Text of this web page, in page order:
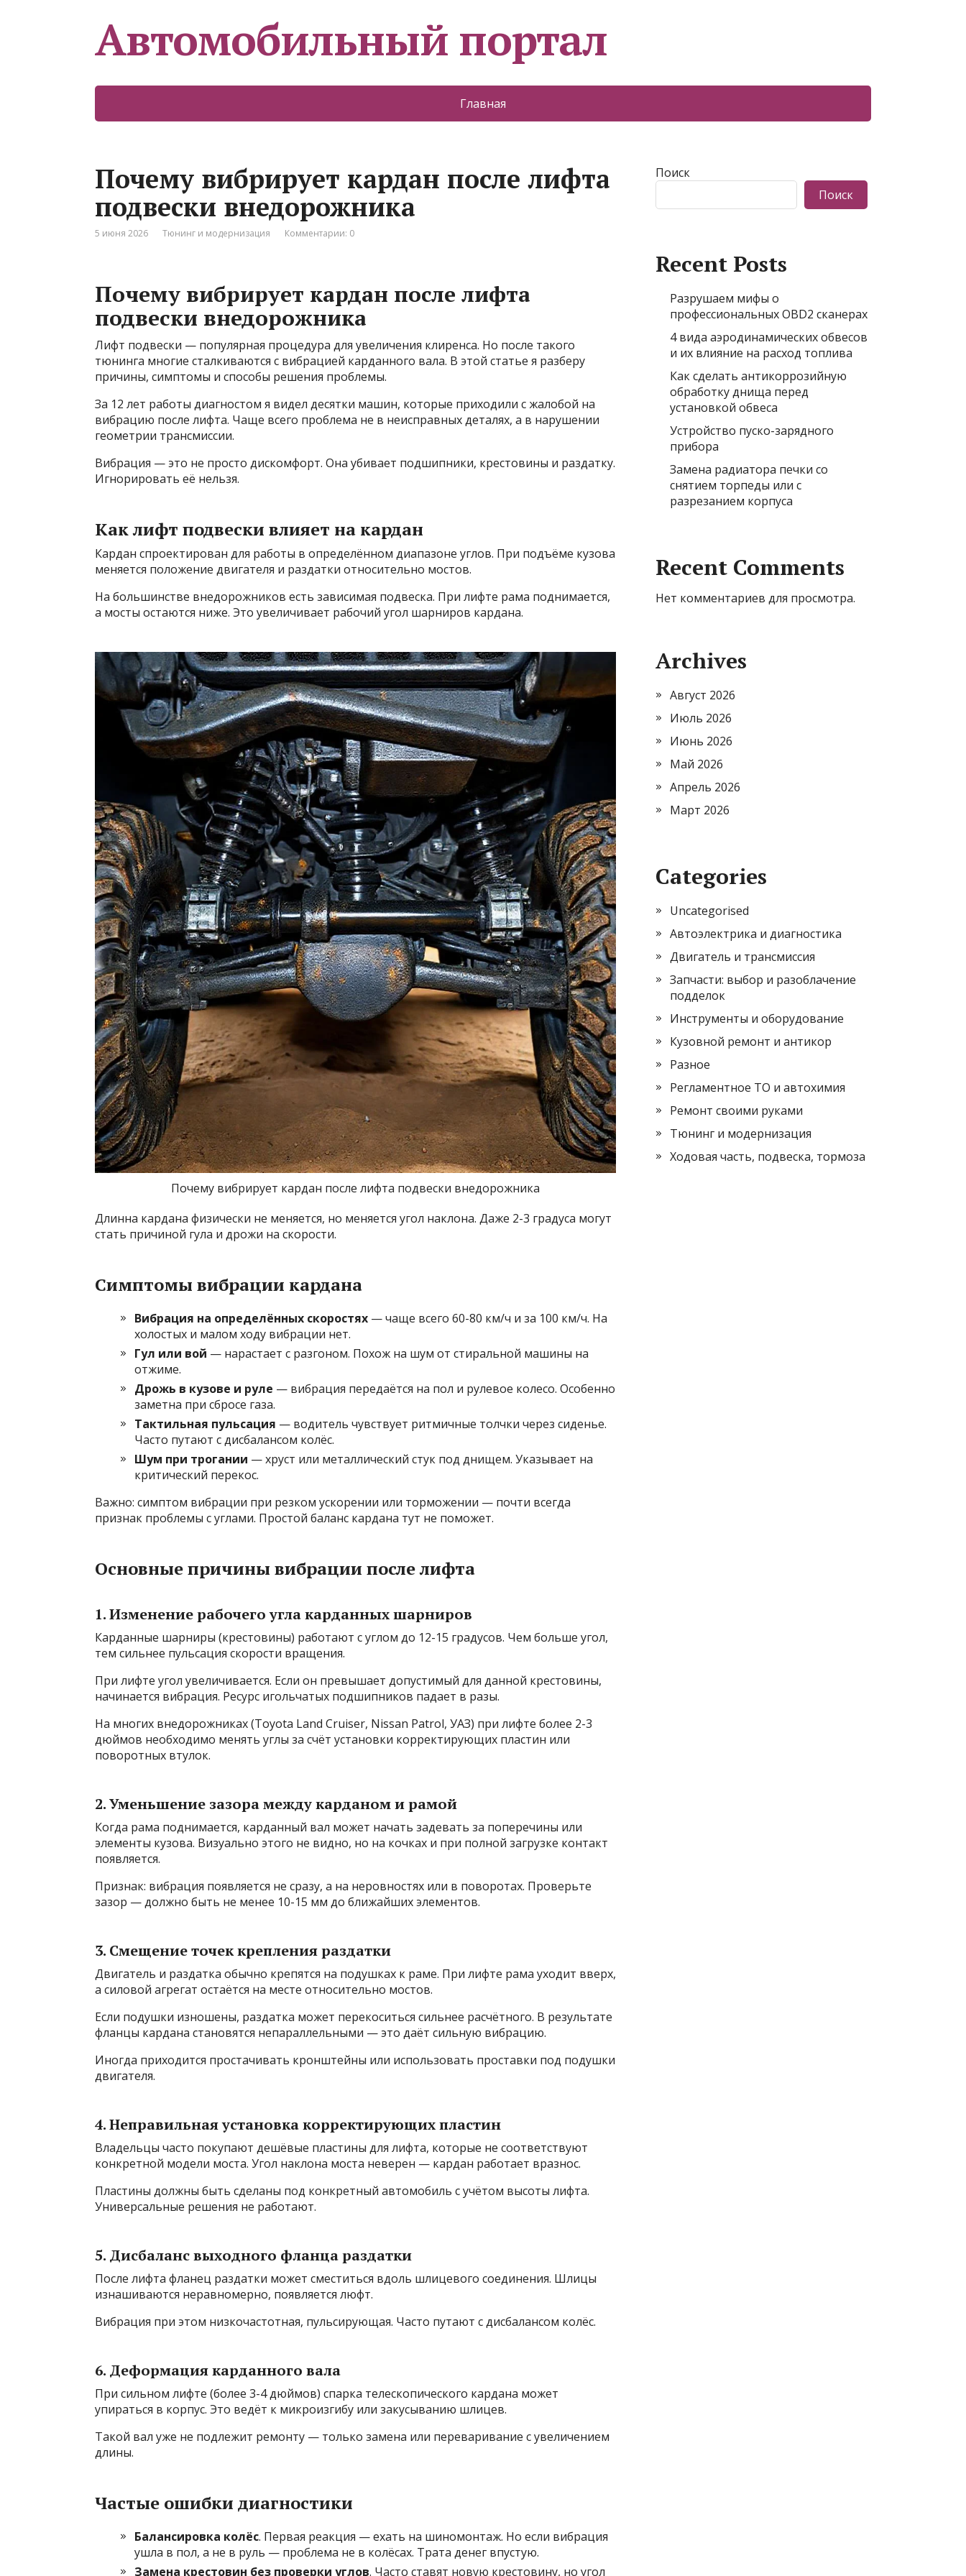
Автомобильный портал
Главная
Почему вибрирует кардан после лифта
подвески внедорожника
5 июня 2026 Тюнинг и модернизация Комментарии: 0
Почему вибрирует кардан после лифта
подвески внедорожника
Лифт подвески — популярная процедура для увеличения клиренса. Но после такого
тюнинга многие сталкиваются с вибрацией карданного вала. В этой статье я разберу
причины, симптомы и способы решения проблемы.
За 12 лет работы диагностом я видел десятки машин, которые приходили с жалобой на
вибрацию после лифта. Чаще всего проблема не в неисправных деталях, а в нарушении
геометрии трансмиссии.
Вибрация — это не просто дискомфорт. Она убивает подшипники, крестовины и раздатку.
Игнорировать её нельзя.
Как лифт подвески влияет на кардан
Кардан спроектирован для работы в определённом диапазоне углов. При подъёме кузова
меняется положение двигателя и раздатки относительно мостов.
На большинстве внедорожников есть зависимая подвеска. При лифте рама поднимается,
а мосты остаются ниже. Это увеличивает рабочий угол шарниров кардана.
Почему вибрирует кардан после лифта подвески внедорожника
Длинна кардана физически не меняется, но меняется угол наклона. Даже 2-3 градуса могут
стать причиной гула и дрожи на скорости.
Симптомы вибрации кардана
Вибрация на определённых скоростях — чаще всего 60-80 км/ч и за 100 км/ч. На
холостых и малом ходу вибрации нет.
Гул или вой — нарастает с разгоном. Похож на шум от стиральной машины на
отжиме.
Дрожь в кузове и руле — вибрация передаётся на пол и рулевое колесо. Особенно
заметна при сбросе газа.
Тактильная пульсация — водитель чувствует ритмичные толчки через сиденье.
Часто путают с дисбалансом колёс.
Шум при трогании — хруст или металлический стук под днищем. Указывает на
критический перекос.
Важно: симптом вибрации при резком ускорении или торможении — почти всегда
признак проблемы с углами. Простой баланс кардана тут не поможет.
Основные причины вибрации после лифта
1. Изменение рабочего угла карданных шарниров
Карданные шарниры (крестовины) работают с углом до 12-15 градусов. Чем больше угол,
тем сильнее пульсация скорости вращения.
При лифте угол увеличивается. Если он превышает допустимый для данной крестовины,
начинается вибрация. Ресурс игольчатых подшипников падает в разы.
На многих внедорожниках (Toyota Land Cruiser, Nissan Patrol, УАЗ) при лифте более 2-3
дюймов необходимо менять углы за счёт установки корректирующих пластин или
поворотных втулок.
2. Уменьшение зазора между карданом и рамой
Когда рама поднимается, карданный вал может начать задевать за поперечины или
элементы кузова. Визуально этого не видно, но на кочках и при полной загрузке контакт
появляется.
Признак: вибрация появляется не сразу, а на неровностях или в поворотах. Проверьте
зазор — должно быть не менее 10-15 мм до ближайших элементов.
3. Смещение точек крепления раздатки
Двигатель и раздатка обычно крепятся на подушках к раме. При лифте рама уходит вверх,
а силовой агрегат остаётся на месте относительно мостов.
Если подушки изношены, раздатка может перекоситься сильнее расчётного. В результате
фланцы кардана становятся непараллельными — это даёт сильную вибрацию.
Иногда приходится простачивать кронштейны или использовать проставки под подушки
двигателя.
4. Неправильная установка корректирующих пластин
Владельцы часто покупают дешёвые пластины для лифта, которые не соответствуют
конкретной модели моста. Угол наклона моста неверен — кардан работает вразнос.
Пластины должны быть сделаны под конкретный автомобиль с учётом высоты лифта.
Универсальные решения не работают.
5. Дисбаланс выходного фланца раздатки
После лифта фланец раздатки может сместиться вдоль шлицевого соединения. Шлицы
изнашиваются неравномерно, появляется люфт.
Вибрация при этом низкочастотная, пульсирующая. Часто путают с дисбалансом колёс.
6. Деформация карданного вала
При сильном лифте (более 3-4 дюймов) спарка телескопического кардана может
упираться в корпус. Это ведёт к микроизгибу или закусыванию шлицев.
Такой вал уже не подлежит ремонту — только замена или переваривание с увеличением
длины.
Частые ошибки диагностики
Балансировка колёс. Первая реакция — ехать на шиномонтаж. Но если вибрация
ушла в пол, а не в руль — проблема не в колёсах. Трата денег впустую.
Замена крестовин без проверки углов. Часто ставят новую крестовину, но угол
Поиск
Поиск
Recent Posts
Разрушаем мифы о
профессиональных OBD2 сканерах
4 вида аэродинамических обвесов
и их влияние на расход топлива
Как сделать антикоррозийную
обработку днища перед
установкой обвеса
Устройство пуско-зарядного
прибора
Замена радиатора печки со
снятием торпеды или с
разрезанием корпуса
Recent Comments
Нет комментариев для просмотра.
Archives
Август 2026
Июль 2026
Июнь 2026
Май 2026
Апрель 2026
Март 2026
Categories
Uncategorised
Автоэлектрика и диагностика
Двигатель и трансмиссия
Запчасти: выбор и разоблачение
подделок
Инструменты и оборудование
Кузовной ремонт и антикор
Разное
Регламентное ТО и автохимия
Ремонт своими руками
Тюнинг и модернизация
Ходовая часть, подвеска, тормоза